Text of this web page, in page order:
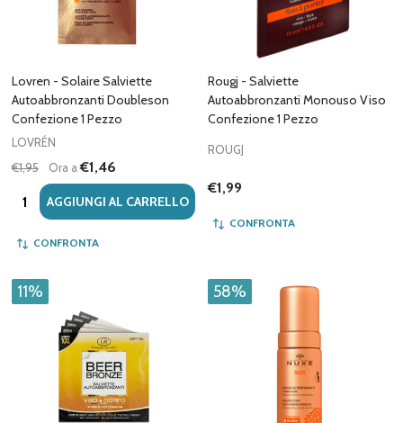
Lovren - Solaire Salviette
Autoabbronzanti Doubleson
Confezione 1 Pezzo
LOVRÉN
€1,95
Ora a€1,46
Quantità:AGGIUNGI AL CARRELLO
CONFRONTA
Rougj - Salviette
Autoabbronzanti Monouso Viso
Confezione 1 Pezzo
ROUGJ
€1,99
CONFRONTA
11% 58%